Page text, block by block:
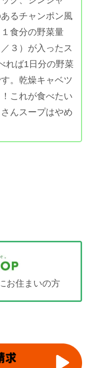
るチャンポン風
食分の野菜量
３）が入ったス
れば1日分の野菜
。乾燥キャベツ
これが食べたい
んスープはやめ
お住まいの方